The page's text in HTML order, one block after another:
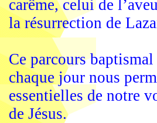
carême, celui de
la résurrection de
Ce parcours
chaque jour nous
essentielles de notre
de Jésus.